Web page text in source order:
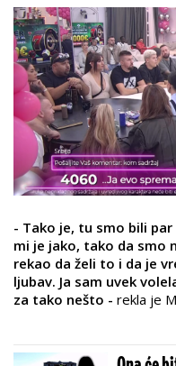
- Tako je, tu smo bili
mi je jako, tako da smo
rekao da želi to i da je
ljubav. Ja sam uvek
za tako nešto - rekla je